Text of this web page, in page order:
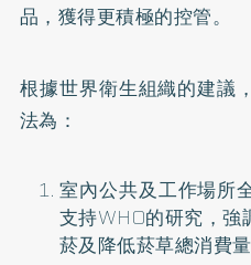
品，獲得更積極的控管。
根據世界衛生組織的建議
法為：
室內公共及工作場所
支持WHO的研究，強
菸及降低菸草總消費